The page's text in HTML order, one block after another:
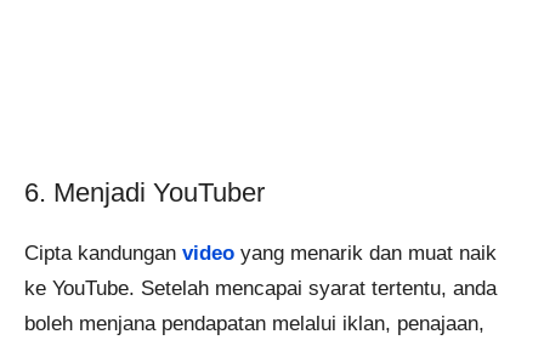
6. Menjadi YouTuber
Cipta kandungan video yang menarik dan muat naik
ke YouTube. Setelah mencapai syarat tertentu, anda
boleh menjana pendapatan melalui iklan, penajaan,